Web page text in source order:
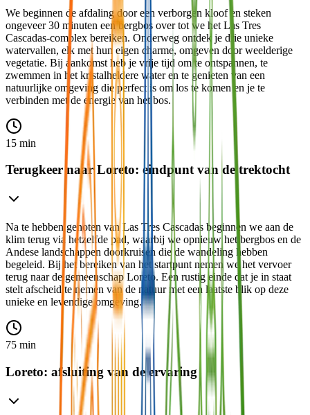
We beginnen de afdaling door een verborgen kloof en steken
ongeveer 30 minuten een bergbos over tot we het Las Tres
Cascadas-complex bereiken. Onderweg ontdek je drie unieke
watervallen, elk met hun eigen charme, omgeven door weelderige
vegetatie. Bij aankomst heb je vrije tijd om te ontspannen, te
zwemmen in het kristalheldere water en te genieten van een
natuurlijke omgeving die perfect is om los te komen en je te
verbinden met de energie van het bos.
15 min
Terugkeer naar Loreto: eindpunt van de trektocht
Na te hebben genoten van Las Tres Cascadas beginnen we aan de
klim terug via hetzelfde pad, waarbij we opnieuw het bergbos en de
Andese landschappen doorkruisen die de wandeling hebben
begeleid. Bij het bereiken van het startpunt nemen we het vervoer
terug naar de gemeenschap Loreto. Een rustig einde dat je in staat
stelt afscheid te nemen van de natuur met een laatste blik op deze
unieke en levendige omgeving.
75 min
Loreto: afsluiting van de ervaring